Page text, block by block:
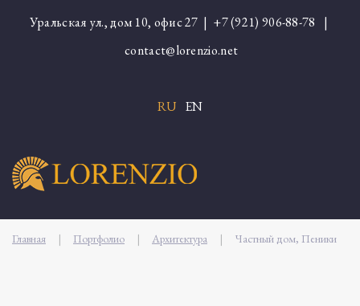
Уральская ул., дом 10, офис 27 | +7 (921) 906-88-78 |
contact@lorenzio.net
RU EN
Главная | Портфолио | Архитектура | Частный дом, Пеники